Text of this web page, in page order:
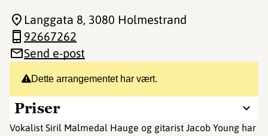
Dette arrangementet har vært.
Priser
Vokalist Siril Malmedal Hauge og gitarist Jacob Young har
Langgata 8, 3080 Holmestrand
92667262
Send e-post